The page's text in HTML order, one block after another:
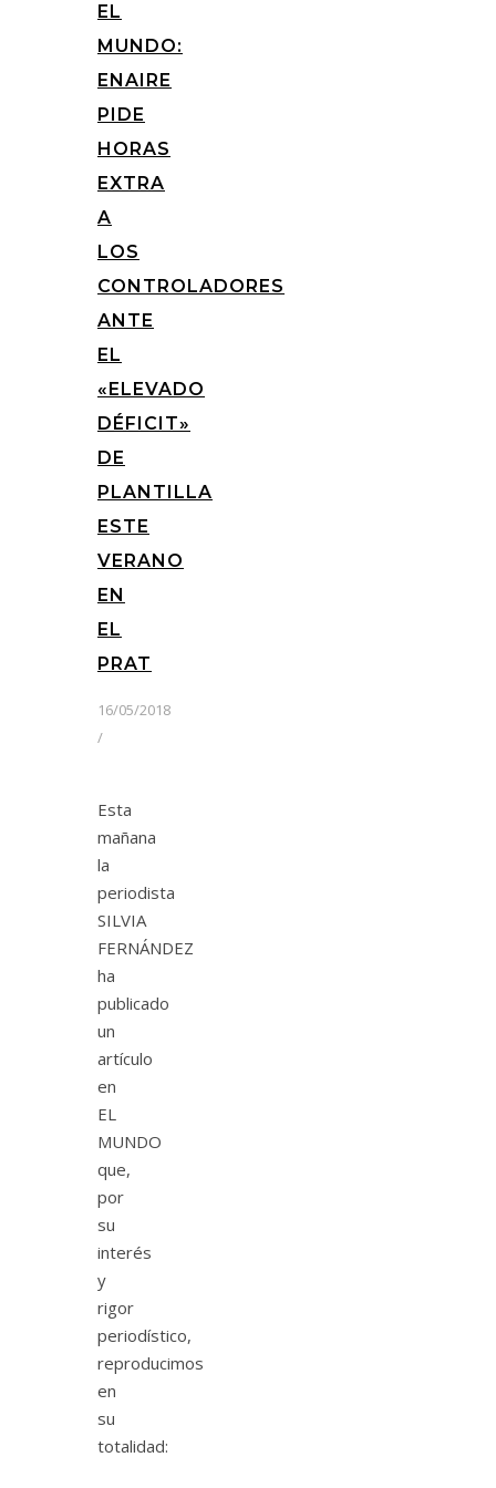
EL
MUNDO:
ENAIRE
PIDE
HORAS
EXTRA
A
LOS
CONTROLADORES
ANTE
EL
«ELEVADO
DÉFICIT»
DE
PLANTILLA
ESTE
VERANO
EN
EL
PRAT
16/05/2018
/
Esta
mañana
la
periodista
SILVIA
FERNÁNDEZ
ha
publicado
un
artículo
en
EL
MUNDO
que,
por
su
interés
y
rigor
periodístico,
reproducimos
en
su
totalidad: